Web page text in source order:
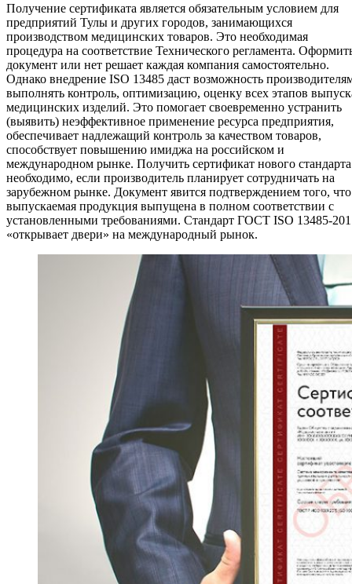
Получение сертификата является обязательным условием для
предприятий Тулы и других городов, занимающихся
производством медицинских товаров. Это необходимая
процедура на соответствие Технического регламента.
документ или нет решает каждая компания самостоятельно.
Однако внедрение ISO 13485 даст возможность
выполнять контроль, оптимизацию, оценку всех этапов
медицинских изделий. Это помогает своевременно устранить
(выявить) неэффективное применение ресурса предприятия,
обеспечивает надлежащий контроль за качеством товаров,
способствует повышению имиджа на российском и
международном рынке. Получить сертификат нового стандарта
необходимо, если производитель планирует сотрудничать на
зарубежном рынке. Документ явится подтверждением того, что
выпускаемая продукция выпущена в полном соответствии с
установленными требованиями. Стандарт ГОСТ ISO 13485-
«открывает двери» на международный рынок.